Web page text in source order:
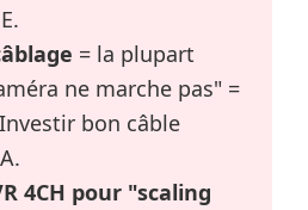
= la plupart
ne marche pas" =
bon câble
4CH pour "scaling